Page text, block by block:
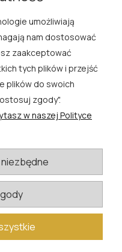
umożliwiają
nam dostosować
zaakceptować
tych plików i przejść
plików do swoich
zgody".
w naszej Polityce